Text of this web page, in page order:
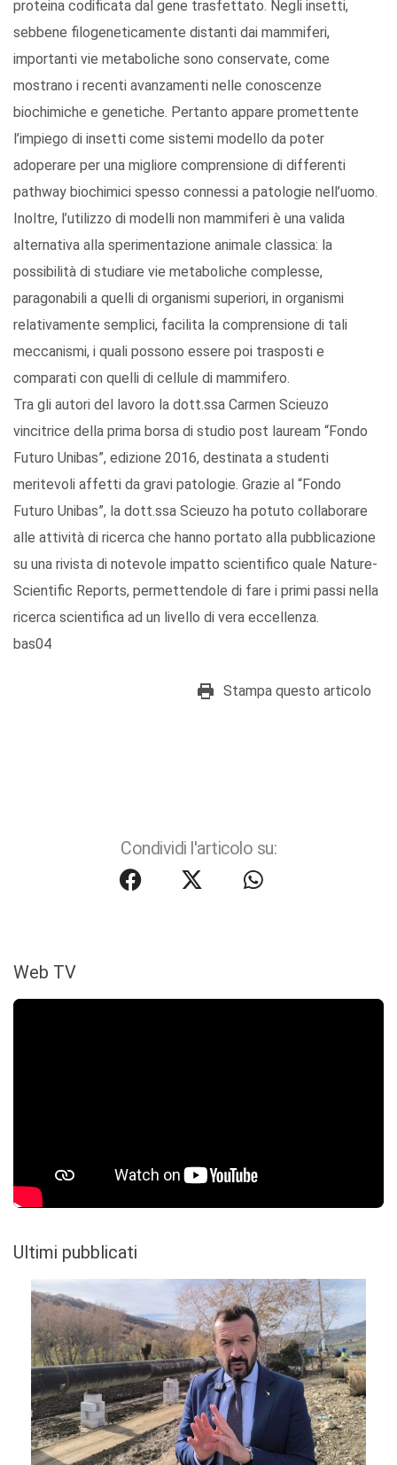
proteina codificata dal gene trasfettato. Negli insetti,
sebbene filogeneticamente distanti dai mammiferi,
importanti vie metaboliche sono conservate, come
mostrano i recenti avanzamenti nelle conoscenze
biochimiche e genetiche. Pertanto appare promettente
l’impiego di insetti come sistemi modello da poter
adoperare per una migliore comprensione di differenti
pathway biochimici spesso connessi a patologie nell’uomo.
Inoltre, l’utilizzo di modelli non mammiferi è una valida
alternativa alla sperimentazione animale classica: la
possibilità di studiare vie metaboliche complesse,
paragonabili a quelli di organismi superiori, in organismi
relativamente semplici, facilita la comprensione di tali
meccanismi, i quali possono essere poi trasposti e
comparati con quelli di cellule di mammifero.
Tra gli autori del lavoro la dott.ssa Carmen Scieuzo
vincitrice della prima borsa di studio post lauream “Fondo
Futuro Unibas”, edizione 2016, destinata a studenti
meritevoli affetti da gravi patologie. Grazie al “Fondo
Futuro Unibas”, la dott.ssa Scieuzo ha potuto collaborare
alle attività di ricerca che hanno portato alla pubblicazione
su una rivista di notevole impatto scientifico quale Nature-
Scientific Reports, permettendole di fare i primi passi nella
ricerca scientifica ad un livello di vera eccellenza.
bas04
Stampa questo articolo
Condividi l'articolo su:
Web TV
Ultimi pubblicati